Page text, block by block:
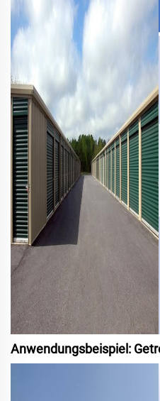
Anwendungsbeispiel: